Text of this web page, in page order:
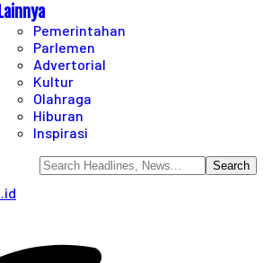
Lainnya
Pemerintahan
Parlemen
Advertorial
Kultur
Olahraga
Hiburan
Inspirasi